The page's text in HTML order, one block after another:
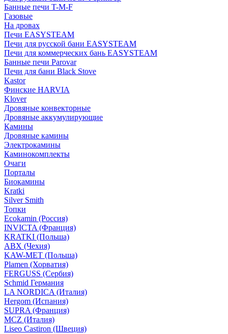
Банные печи T-M-F
Газовые
На дровах
Печи EASYSTEAM
Печи для русской бани EASYSTEAM
Печи для коммерческих бань EASYSTEAM
Банные печи Parovar
Печи для бани Black Stove
Kastor
Финские HARVIA
Klover
Дровяные конвекторные
Дровяные аккумулирующие
Камины
Дровяные камины
Электрокамины
Каминокомплекты
Очаги
Порталы
Биокамины
Kratki
Silver Smith
Топки
Ecokamin (Россия)
INVICTA (Франция)
KRATKI (Польша)
ABX (Чехия)
KAW-MET (Польша)
Plamen (Хорватия)
FERGUSS (Сербия)
Schmid Германия
LA NORDICA (Италия)
Hergom (Испания)
SUPRA (Франция)
MCZ (Италия)
Liseo Castiron (Швеция)